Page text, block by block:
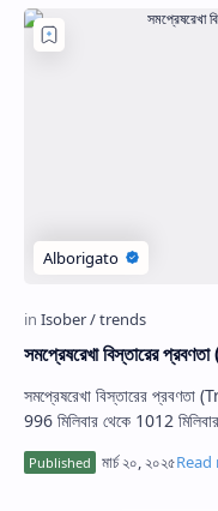
Hidden Menu
সমপ্রেষরেখা বিস্তারের
সমপ্রেষরেখা বিস্তারের
996 মিলিবার থেকে 1012